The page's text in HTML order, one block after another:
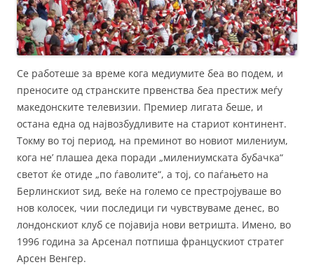
Се работеше за време кога медиумите беа во подем, и
преносите од странските првенства беа престиж меѓу
македонските телевизии. Премиер лигата беше, и
остана една од највозбудливите на стариот континент.
Токму во тој период, на преминот во новиот милениум,
кога не’ плашеа дека поради „милениумската бубачка“
светот ќе отиде „по ѓаволите“, а тој, со паѓањето на
Берлинскиот ѕид, веќе на големо се престројуваше во
нов колосек, чии последици ги чувствуваме денес, во
лондонскиот клуб се појавија нови ветришта. Имено, во
1996 година за Арсенал потпиша францускиот стратег
Арсен Венгер.